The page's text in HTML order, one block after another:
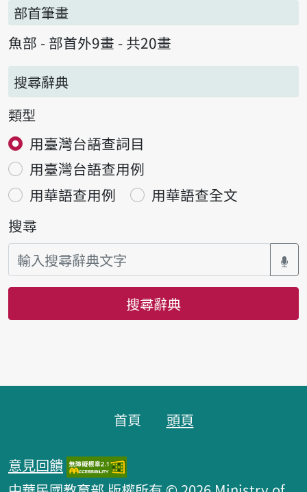
部首筆畫
魚部 - 部首外9畫 - 共20畫
搜尋辭典
類型
用臺灣台語查詞目
用臺灣台語查用例
用華語查用例
用華語查全文
搜尋
搜尋辭典
首頁 頭頁
意見回饋